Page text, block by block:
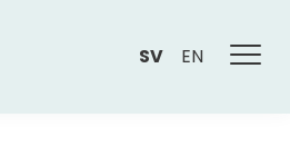
SV EN